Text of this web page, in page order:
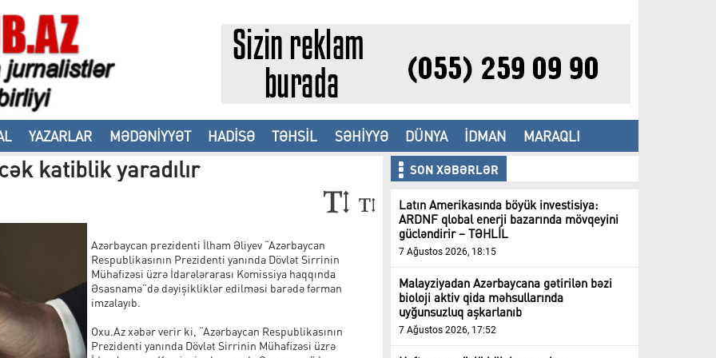
YAZARLAR MƏDƏNİYYƏT HADİSƏ TƏHSİL SƏHİYYƏ DÜNYA İDMAN
MARAQLI
katiblik yaradılır
Azərbaycan prezidenti İlham Əliyev “Azərbaycan
Respublikasının Prezidenti yanında Dövlət Sirrinin
Mühafizəsi üzrə İdarələrarası Komissiya haqqında
Əsasnamə”də dəyişikliklər edilməsi barədə fərman
imzalayıb.
Oxu.Az xəbər verir ki, “Azərbaycan Respublikasının
Prezidenti yanında Dövlət Sirrinin Mühafizəsi üzrə
SON XƏBƏRLƏR
Latın Amerikasında böyük investisiya:
ARDNF qlobal enerji bazarında mövqeyini
gücləndirir – TƏHLİL
7 Ağustos 2026, 18:15
Malayziyadan Azərbaycana gətirilən bəzi
bioloji aktiv qida məhsullarında
uyğunsuzluq aşkarlanıb
7 Ağustos 2026, 17:52